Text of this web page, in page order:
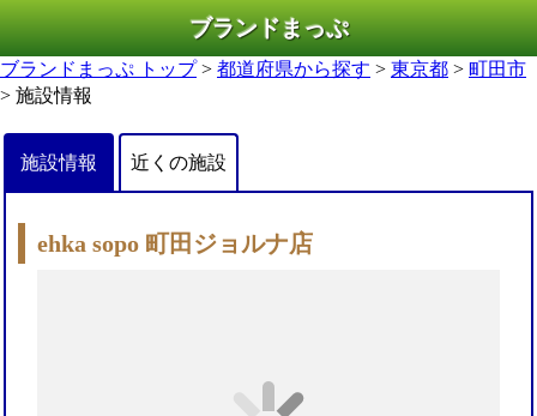
ブランドまっぷ
ブランドまっぷ トップ> 都道府県から探す > 東京都 > 町田市
> 施設情報
施設情報 近くの施設
ehka sopo 町田ジョルナ店